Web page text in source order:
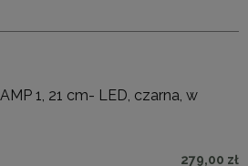
1, 21 cm- LED, czarna, w
279,00 zł